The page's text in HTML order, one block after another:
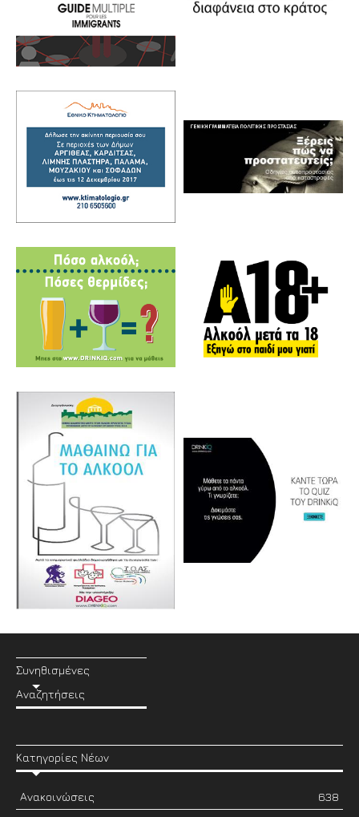
Συνηθισμένες
Αναζητήσεις
Κατηγορίες Νέων
Ανακοινώσεις
638